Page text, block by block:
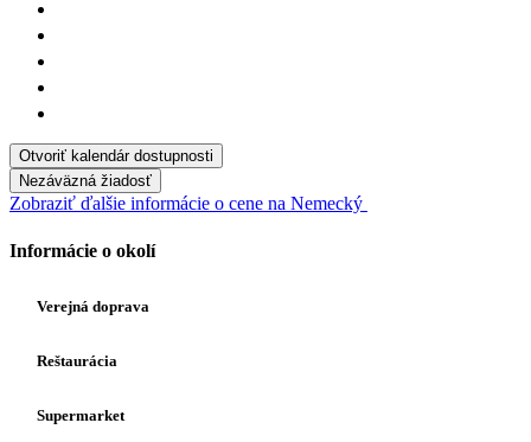
Otvoriť kalendár dostupnosti
Nezáväzná žiadosť
Zobraziť ďalšie informácie o cene na Nemecký
Informácie o okolí
Verejná doprava
Reštaurácia
Supermarket